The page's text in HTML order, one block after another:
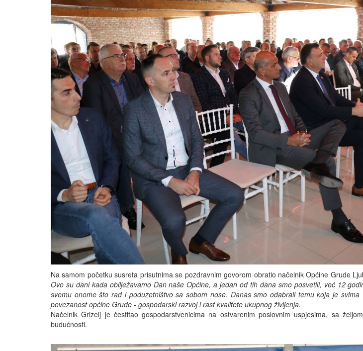
Na samom početku susreta prisutnima se pozdravnim govorom obratio načelnik Općine Grude
Ovo su dani kada obilježavamo Dan naše Općine, a jedan od tih dana smo posvetili, već 12
svemu onome što rad i poduzetništvo sa sobom nose. Danas smo odabrali temu koja je
povezanost općine Grude - gospodarski razvoj i rast kvalitete ukupnog življenja.
Načelnik Grizelj je čestitao gospodarstvenicima na ostvarenim poslovnim uspjesima, sa
budućnosti.